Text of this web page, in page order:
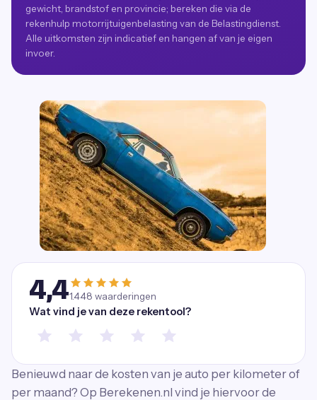
gewicht, brandstof en provincie; bereken die via de
rekenhulp motorrijtuigenbelasting van de Belastingdienst.
Alle uitkomsten zijn indicatief en hangen af van je eigen
invoer.
4,41.448 waarderingen
Wat vind je van deze rekentool?
Benieuwd naar de kosten van je auto per kilometer of
per maand? Op Berekenen.nl vind je hiervoor de